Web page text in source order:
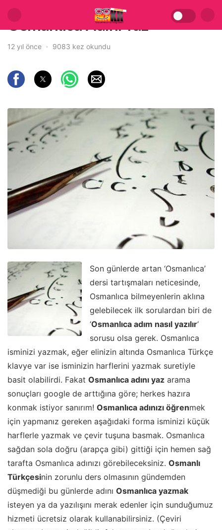
Osmanlıca Adını Yaz
12 yıl önce 9083 kez okundu
Son günlerde artan ‘Osmanlıca’
dersi tartışmaları neticesinde,
Osmanlıca bilmeyenlerin aklına
gelebilecek ilk sorulardan biri de
‘Osmanlıca adım nasıl yazılır‘
sorusu olsa gerek. Osmanlıca
isminizi yazmak, eğer elinizin altında Osmanlıca Türkçe
klavye var ise isminizin harflerini yazmak suretiyle
basit olabilirdi. Fakat Osmanlıca adını yaz arama
sonuçları google de arttığına göre; herkes hazıra
konmak istiyor sanırım! Osmanlıca adınızı öğrenmek
için yapmanız gereken aşağıdaki forma isminizi küçük
harflerle yazmak ve çevir tuşuna basmak. Osmanlıca
sağdan sola doğru (arapça gibi) gittiği için hemen sağ
tarafta Osmanlıca adınızı görebileceksiniz. Osmanlı
Türkçesinin zorunlu ders olmasının gündemden
düşmediği bu günlerde adını Osmanlıca yazmak
isteyen ya da yazılışını merak edenler için sunduğumuz
hizmeti ücretsiz olarak kullanabilirsiniz. (Çeviri